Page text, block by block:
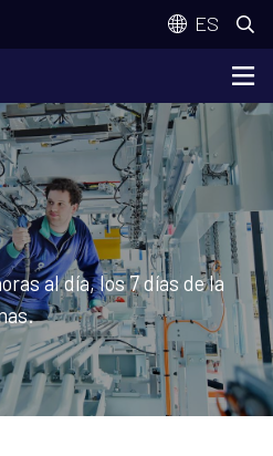
ES
al día, los 7 días de la